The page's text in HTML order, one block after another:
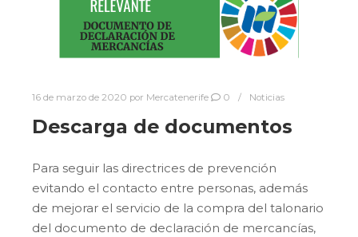
16 de marzo de 2020 por Mercatenerife 0 Noticias
Descarga de documentos
Para seguir las directrices de prevención
evitando el contacto entre personas, además
de mejorar el servicio de la compra del talonario
del documento de declaración de mercancías,